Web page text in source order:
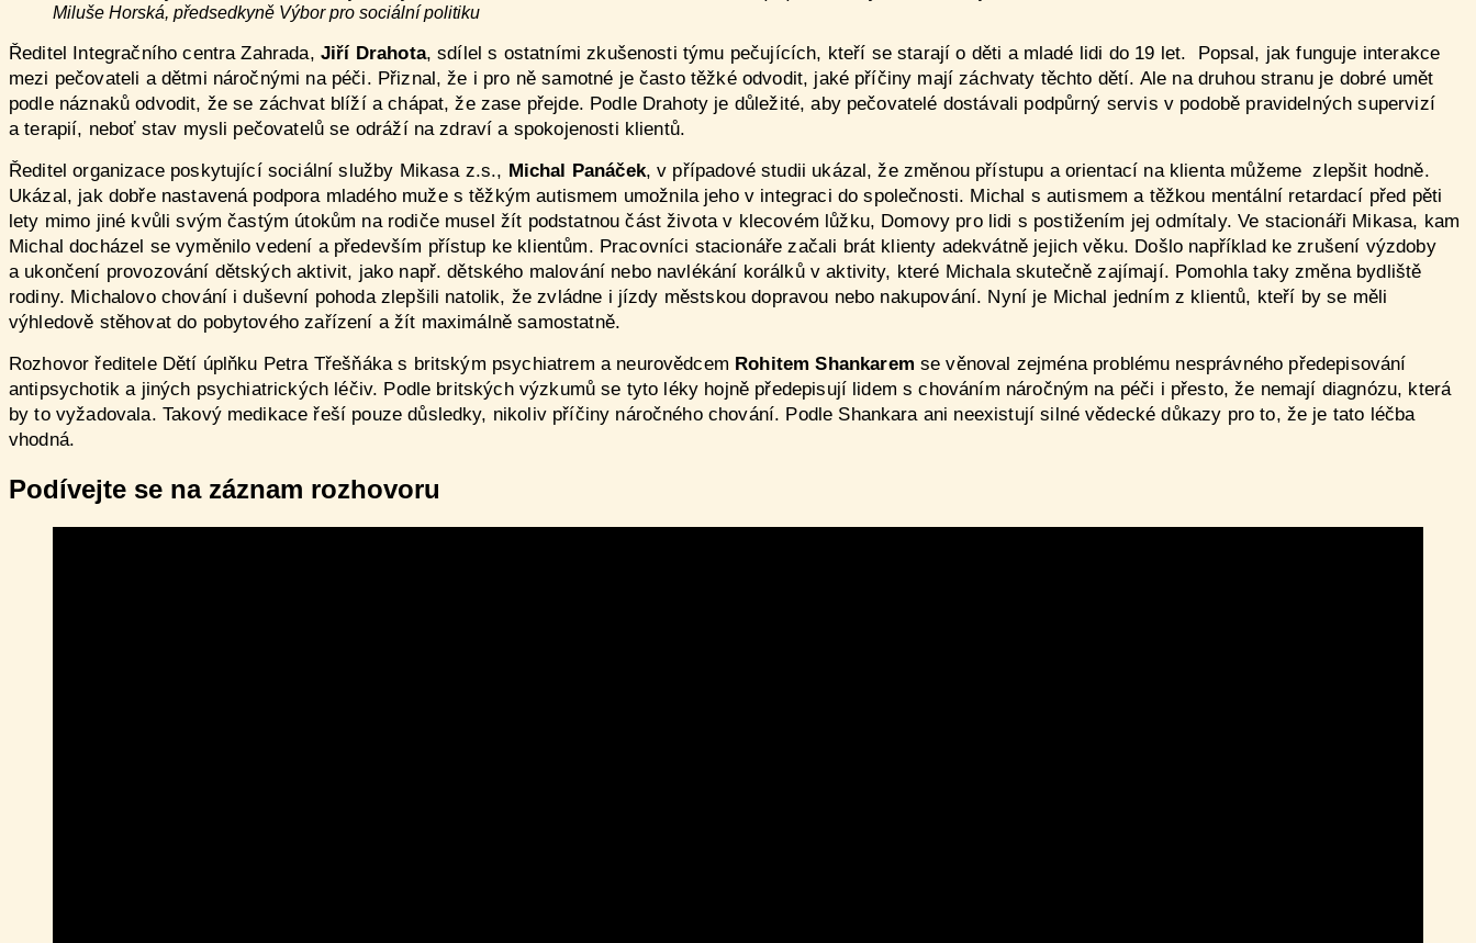
Miluše Horská, předsedkyně Výbor pro sociální politiku
Ředitel Integračního centra Zahrada, Jiří Drahota, sdílel s ostatními zkušenosti týmu pečujících, kteří se starají o děti a mladé lidi do 19 let. Popsal, jak funguje interakce
mezi pečovateli a dětmi náročnými na péči. Přiznal, že i pro ně samotné je často těžké odvodit, jaké příčiny mají záchvaty těchto dětí. Ale na druhou stranu je dobré umět
podle náznaků odvodit, že se záchvat blíží a chápat, že zase přejde. Podle Drahoty je důležité, aby pečovatelé dostávali podpůrný servis v podobě pravidelných supervizí
a terapií, neboť stav mysli pečovatelů se odráží na zdraví a spokojenosti klientů.
Ředitel organizace poskytující sociální služby Mikasa z.s., Michal Panáček, v případové studii ukázal, že změnou přístupu a orientací na klienta můžeme zlepšit hodně.
Ukázal, jak dobře nastavená podpora mladého muže s těžkým autismem umožnila jeho v integraci do společnosti. Michal s autismem a těžkou mentální retardací před pěti
lety mimo jiné kvůli svým častým útokům na rodiče musel žít podstatnou část života v klecovém lůžku, Domovy pro lidi s postižením jej odmítaly. Ve stacionáři Mikasa, kam
Michal docházel se vyměnilo vedení a především přístup ke klientům. Pracovníci stacionáře začali brát klienty adekvátně jejich věku. Došlo například ke zrušení výzdoby
a ukončení provozování dětských aktivit, jako např. dětského malování nebo navlékání korálků v aktivity, které Michala skutečně zajímají. Pomohla taky změna bydliště
rodiny. Michalovo chování i duševní pohoda zlepšili natolik, že zvládne i jízdy městskou dopravou nebo nakupování. Nyní je Michal jedním z klientů, kteří by se měli
výhledově stěhovat do pobytového zařízení a žít maximálně samostatně.
Rozhovor ředitele Dětí úplňku Petra Třešňáka s britským psychiatrem a neurovědcem Rohitem Shankarem se věnoval zejména problému nesprávného předepisování
antipsychotik a jiných psychiatrických léčiv. Podle britských výzkumů se tyto léky hojně předepisují lidem s chováním náročným na péči i přesto, že nemají diagnózu, která
by to vyžadovala. Takový medikace řeší pouze důsledky, nikoliv příčiny náročného chování. Podle Shankara ani neexistují silné vědecké důkazy pro to, že je tato léčba
vhodná.
Podívejte se na záznam rozhovoru